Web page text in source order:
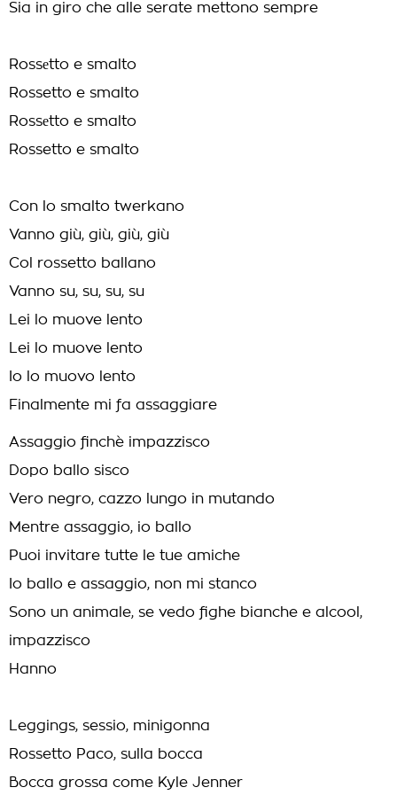
Sia in giro che alle serate mettono sempre
Rossеtto e smalto
Rossetto e smalto
Rossеtto e smalto
Rossetto e smalto
Con lo smalto twerkano
Vanno giù, giù, giù, giù
Col rossetto ballano
Vanno su, su, su, su
Lei lo muove lento
Lei lo muove lento
Io lo muovo lento
Finalmente mi fa assaggiare
Assaggio finchè impazzisco
Dopo ballo sisco
Vero negro, cazzo lungo in mutando
Mentre assaggio, io ballo
Puoi invitare tutte le tue amiche
Io ballo e assaggio, non mi stanco
Sono un animale, se vedo fighe bianche e alcool,
impazzisco
Hanno
Leggings, sessio, minigonna
Rossetto Paco, sulla bocca
Bocca grossa come Kyle Jenner